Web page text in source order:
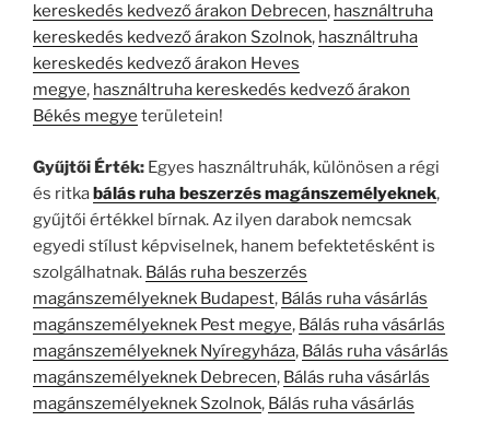
kereskedés kedvező árakon Debrecen, használtruha
kereskedés kedvező árakon Szolnok, használtruha
kereskedés kedvező árakon Heves
megye, használtruha kereskedés kedvező árakon
Békés megye területein!
Gyűjtői Érték: Egyes használtruhák, különösen a régi
és ritkabálás ruha beszerzés magánszemélyeknek,
gyűjtői értékkel bírnak. Az ilyen darabok nemcsak
egyedi stílust képviselnek, hanem befektetésként is
szolgálhatnak. Bálás ruha beszerzés
magánszemélyeknek Budapest, Bálás ruha vásárlás
magánszemélyeknek Pest megye, Bálás ruha vásárlás
magánszemélyeknek Nyíregyháza, Bálás ruha vásárlás
magánszemélyeknek Debrecen, Bálás ruha vásárlás
magánszemélyeknek Szolnok, Bálás ruha vásárlás